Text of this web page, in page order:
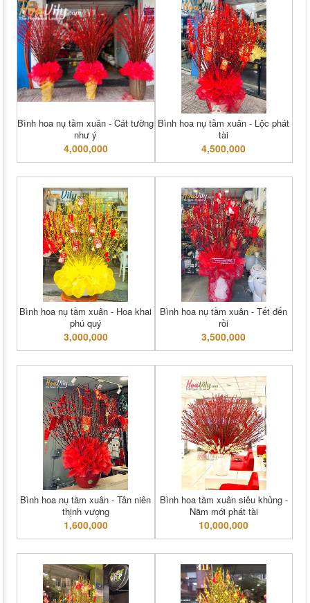
Bình hoa nụ tầm xuân - Cát tường
như ý
4,000,000
Bình hoa nụ tầm xuân - Lộc phát
tài
4,500,000
Bình hoa nụ tầm xuân - Hoa khai
phú quý
3,000,000
Bình hoa nụ tầm xuân - Tết đến
rồi
3,500,000
Bình hoa nụ tầm xuân - Tân niên
thịnh vượng
1,600,000
Bình hoa tầm xuân siêu khủng -
Năm mới phát tài
10,000,000